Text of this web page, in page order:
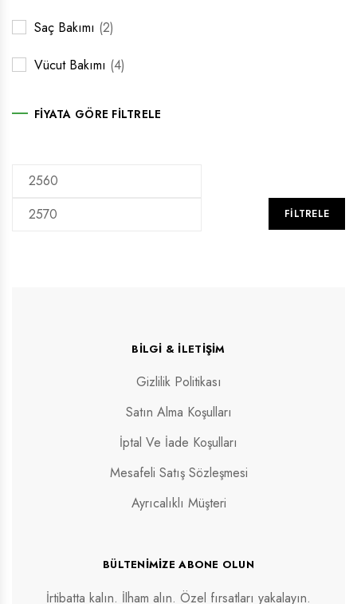
Saç Bakımı (2)
Vücut Bakımı (4)
FIYATA GÖRE FILTRELE
FILTRELE
BILGI & İLETIŞIM
Gizlilik Politikası
Satın Alma Koşulları
İptal Ve İade Koşulları
Mesafeli Satış Sözleşmesi
Ayrıcalıklı Müşteri
BÜLTENIMIZE ABONE OLUN
İrtibatta kalın. İlham alın. Özel fırsatları yakalayın.